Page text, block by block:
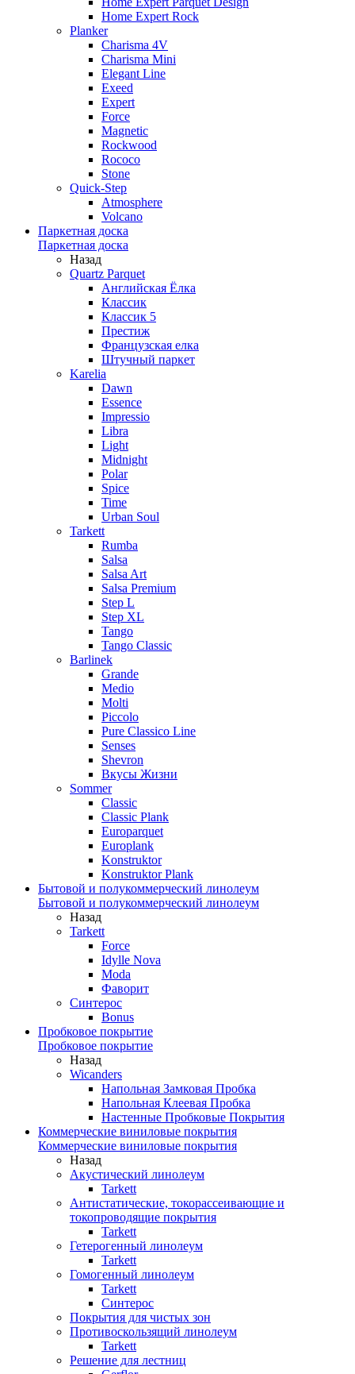
Home Expert Rock
Planker
Charisma 4V
Charisma Mini
Elegant Line
Exeed
Expert
Force
Magnetic
Rockwood
Rococo
Stone
Quick-Step
Atmosphere
Volcano
Паркетная доска
Паркетная доска
Назад
Quartz Parquet
Английская Ёлка
Классик
Классик 5
Престиж
Французская елка
Штучный паркет
Karelia
Dawn
Essence
Impressio
Libra
Light
Midnight
Polar
Spice
Time
Urban Soul
Tarkett
Rumba
Salsa
Salsa Art
Salsa Premium
Step L
Step XL
Tango
Tango Classic
Barlinek
Grande
Medio
Molti
Piccolo
Pure Classico Line
Senses
Shevron
Вкусы Жизни
Sommer
Classic
Classic Plank
Europarquet
Europlank
Konstruktor
Konstruktor Plank
Бытовой и полукоммерческий линолеум
Бытовой и полукоммерческий линолеум
Назад
Tarkett
Force
Idylle Nova
Moda
Фаворит
Синтерос
Bonus
Пробковое покрытие
Пробковое покрытие
Назад
Wicanders
Напольная Замковая Пробка
Напольная Клеевая Пробка
Настенные Пробковые Покрытия
Коммерческие виниловые покрытия
Коммерческие виниловые покрытия
Назад
Акустический линолеум
Tarkett
Антистатические, токорассеивающие и
токопроводящие покрытия
Tarkett
Гетерогенный линолеум
Tarkett
Гомогенный линолеум
Tarkett
Синтерос
Покрытия для чистых зон
Противоскользящий линолеум
Tarkett
Решение для лестниц